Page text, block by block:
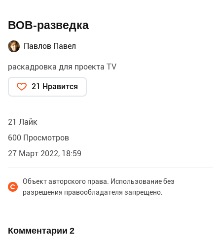
ВОВ-разведка
Павлов Павел
раскадровка для проекта TV
21 Нравится
21 Лайк
600 Просмотров
27 Март 2022, 18:59
Объект авторского права. Использование без
разрешения правообладателя запрещено.
Комментарии 2